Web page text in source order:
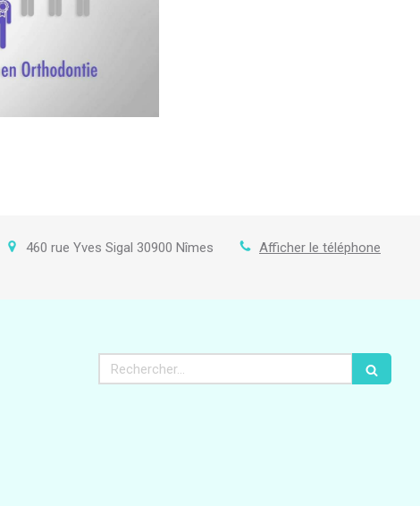
460 rue Yves Sigal 30900 Nîmes Afficher le téléphone
Rechercher